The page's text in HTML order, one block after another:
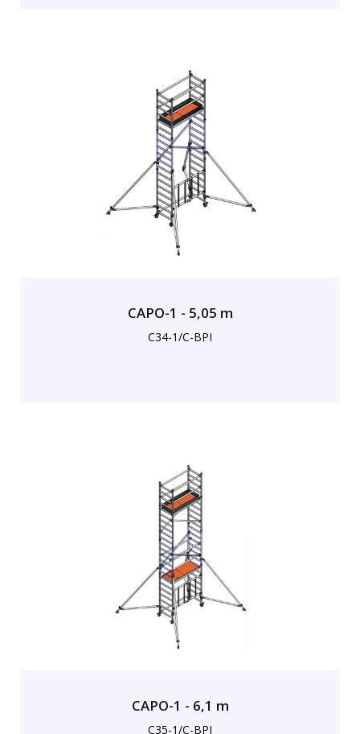
CAPO-1 - 5,05 m
C34-1/C-BPI
CAPO-1 - 6,1 m
C35-1/C-BPI